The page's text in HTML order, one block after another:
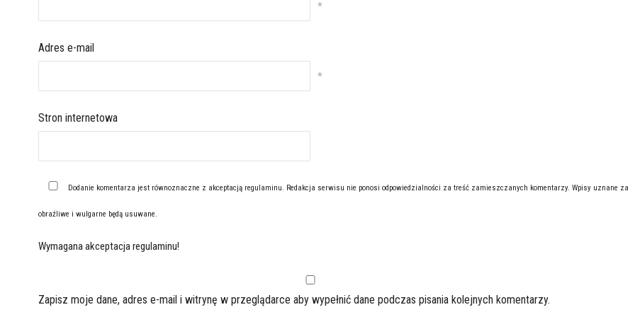
*
Adres e-mail
*
Stron internetowa
Dodanie komentarza jest równoznaczne z akceptacją regulaminu. Redakcja serwisu nie ponosi odpowiedzialności za treść zamieszczanych komentarzy. Wpisy uznane za
obraźliwe i wulgarne będą usuwane.
Wymagana akceptacja regulaminu!
Zapisz moje dane, adres e-mail i witrynę w przeglądarce aby wypełnić dane podczas pisania kolejnych komentarzy.